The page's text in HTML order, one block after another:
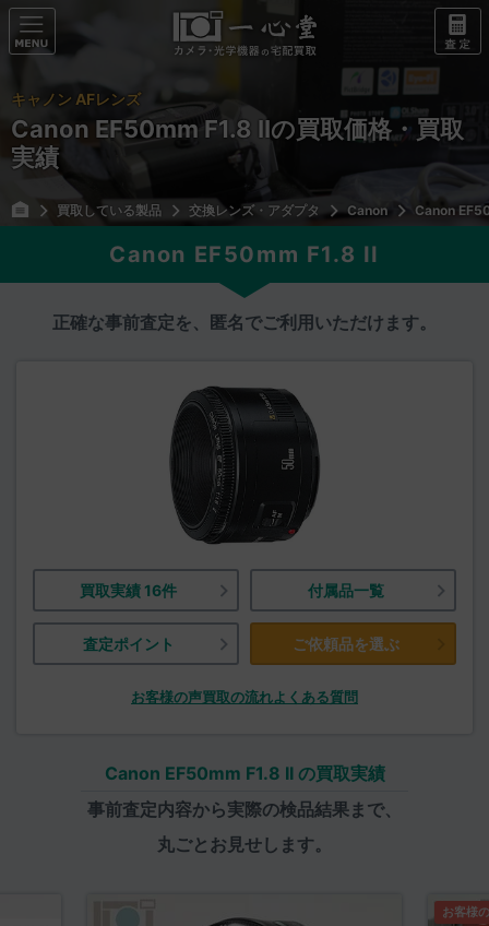
キャノン AFレンズ
Canon EF50mm F1.8 IIの買取価格・買取
実績
買取している製品 交換レンズ・アダプタ Canon Canon
Canon EF50mm F1.8 II
正確な事前査定を、匿名でご利用いただけます。
買取実績 16件 付属品一覧
査定ポイント ご依頼品を選ぶ
お客様の声買取の流れよくある質問
Canon EF50mm F1.8 II の買取実績
事前査定内容から実際の検品結果まで、
丸ごとお見せします。
お客様